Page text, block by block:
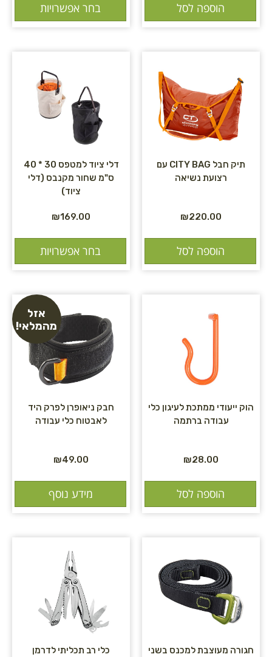
הוספה לסל בחר אפשרויות
תיק חבל CITY BAG עם
רצועת נשיאה
₪220.00
הוספה לסל
דלי ציוד למטפס 30 * 40
ס"מ שחור מקנבס (דלי
ציוד)
₪169.00
בחר אפשרויות
הוק ייעודי ממתכת לעיגון כלי
עבודה ברתמה
₪28.00
הוספה לסל
אזל
מהמלאי!
חבק ניאופרן לפרק היד
לאבטוח כלי עבודה
₪49.00
מידע נוסף
חגורה מעוצבת למכנס בשני כלי רב תכליתי לדרמן